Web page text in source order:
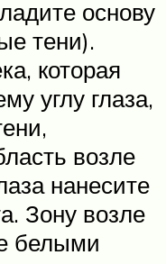
основу
тени).
которая
углу глаза,
возле
нанесите
Зону возле
белыми